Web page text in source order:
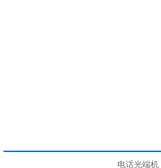
电话光端机